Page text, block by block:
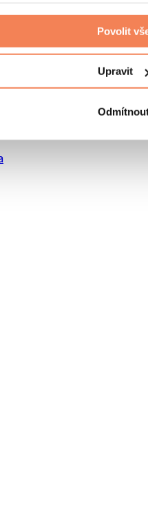
Povolit
Upravit